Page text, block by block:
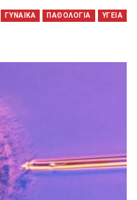
ΓΥΝΑΙΚΑ ΠΑΘΟΛΟΓΙΑ ΥΓΕΙΑ